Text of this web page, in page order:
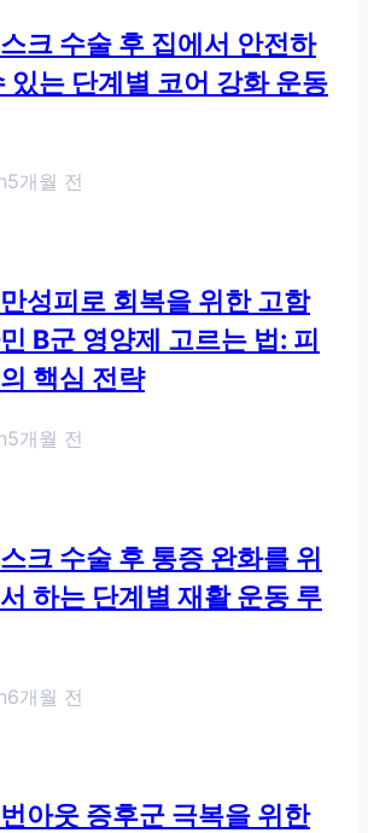
크 수술 후 집에서 안전하
있는 단계별 코어 강화 운동
5개월 전
성피로 회복을 위한 고함
B군 영양제 고르는 법: 피
핵심 전략
5개월 전
크 수술 후 통증 완화를 위
하는 단계별 재활 운동 루
6개월 전
아웃 증후군 극복을 위한